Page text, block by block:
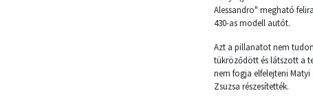
Alessandro" megható
430-as modell autót.
Azt a pillanatot nem
tükröződött és látszott a
nem fogja elfelejteni
Zsuzsa részesítették.